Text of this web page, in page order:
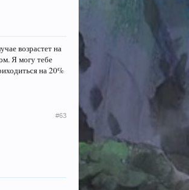
возрастет на
Я могу тебе
на 20%
#63